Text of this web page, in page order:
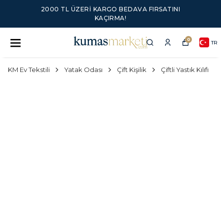
2000 TL ÜZERI KARGO BEDAVA FIRSATINI
KAÇIRMA!
0 TR
KM Ev Tekstili Yatak Odası Çift Kişilik Çiftli Yastık Kılıfı